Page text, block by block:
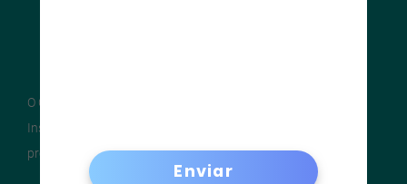
Enviar
O CBCA não é uma entidade comercial. Ele tem por gestor o
Instituto Aço Brasil, oferecendo, desde 2002, o melhor para
produtores, clientes e pessoas.